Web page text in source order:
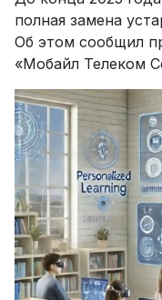
полная замена
Об этом сообщил
«Мобайл Телеком